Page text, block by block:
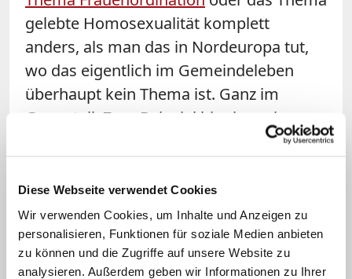
Diese Webseite verwendet Cookies
Wir verwenden Cookies, um Inhalte und Anzeigen zu
personalisieren, Funktionen für soziale Medien anbieten
zu können und die Zugriffe auf unsere Website zu
analysieren. Außerdem geben wir Informationen zu Ihrer
gelebte Homosexualität komplett
anders, als man das in Nordeuropa tut,
wo das eigentlich im Gemeindeleben
überhaupt kein Thema ist. Ganz im
Gegenteil. Zum Beispiel hier in meiner
Gemeinde, die sehr studentisch geprägt
als was Leute in ihren Privathäusern tun.
Frage: Heißt das, der große
Unterschied ist einfach, dass es